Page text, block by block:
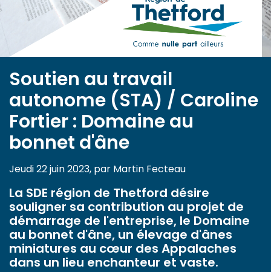
Soutien au travail
autonome (STA) / Caroline
Fortier : Domaine au
bonnet d'âne
Jeudi 22 juin 2023, par Martin Fecteau
La SDE région de Thetford désire
souligner sa contribution au projet de
démarrage de l'entreprise, le Domaine
au bonnet d'âne, un élevage d'ânes
miniatures au cœur des Appalaches
dans un lieu enchanteur et vaste.